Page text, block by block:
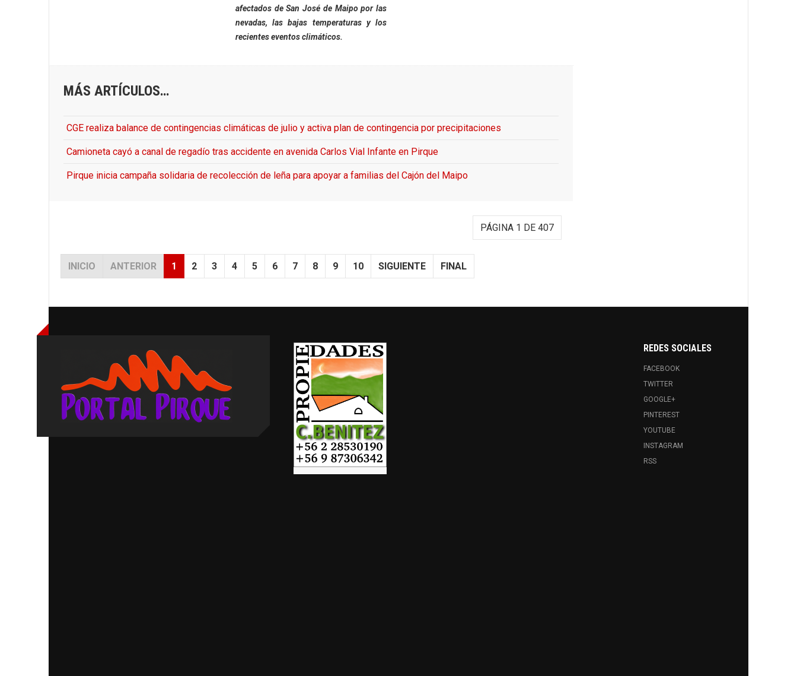
afectados de San José de Maipo por las
nevadas, las bajas temperaturas y los
recientes eventos climáticos.
MÁS ARTÍCULOS…
CGE realiza balance de contingencias climáticas de julio y activa plan de contingencia por precipitaciones
Camioneta cayó a canal de regadío tras accidente en avenida Carlos Vial Infante en Pirque
Pirque inicia campaña solidaria de recolección de leña para apoyar a familias del Cajón del Maipo
PÁGINA 1 DE 407
INICIO ANTERIOR 1 2 3 4 5 6 7 8 9 10 SIGUIENTE FINAL
REDES SOCIALES
FACEBOOK
TWITTER
GOOGLE+
PINTEREST
YOUTUBE
INSTAGRAM
RSS